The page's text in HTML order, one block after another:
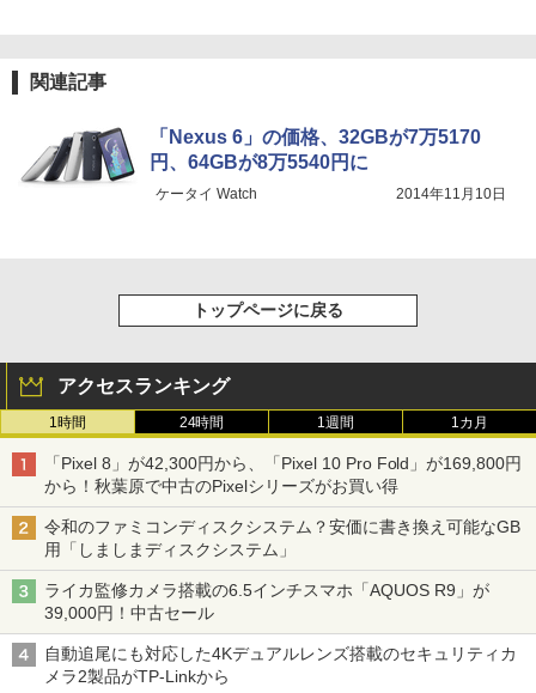
関連記事
「Nexus 6」の価格、32GBが7万5170
円、64GBが8万5540円に
ケータイ Watch 2014年11月10日
トップページに戻る
アクセスランキング
1時間 24時間 1週間 1カ月
「Pixel 8」が42,300円から、「Pixel 10 Pro Fold」が169,800円
から！秋葉原で中古のPixelシリーズがお買い得
令和のファミコンディスクシステム？安価に書き換え可能なGB
用「しましまディスクシステム」
ライカ監修カメラ搭載の6.5インチスマホ「AQUOS R9」が
39,000円！中古セール
自動追尾にも対応した4Kデュアルレンズ搭載のセキュリティカ
メラ2製品がTP-Linkから